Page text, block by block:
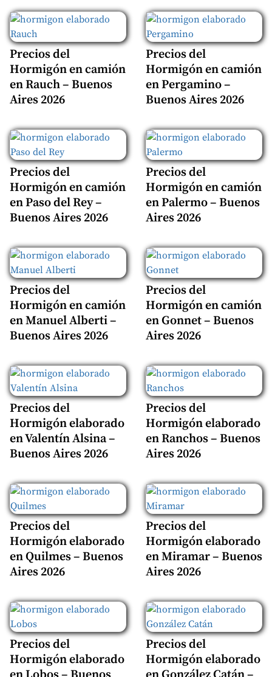
Precios del
Hormigón en camión
en Rauch – Buenos
Aires 2026
Precios del
Hormigón en camión
en Pergamino –
Buenos Aires 2026
Precios del
Hormigón en camión
en Paso del Rey –
Buenos Aires 2026
Precios del
Hormigón en camión
en Palermo – Buenos
Aires 2026
Precios del
Hormigón en camión
en Manuel Alberti –
Buenos Aires 2026
Precios del
Hormigón en camión
en Gonnet – Buenos
Aires 2026
Precios del
Hormigón elaborado
en Valentín Alsina –
Buenos Aires 2026
Precios del
Hormigón elaborado
en Ranchos – Buenos
Aires 2026
Precios del
Hormigón elaborado
en Quilmes – Buenos
Aires 2026
Precios del
Hormigón elaborado
en Miramar – Buenos
Aires 2026
Precios del
Hormigón elaborado
Precios del
Hormigón elaborado